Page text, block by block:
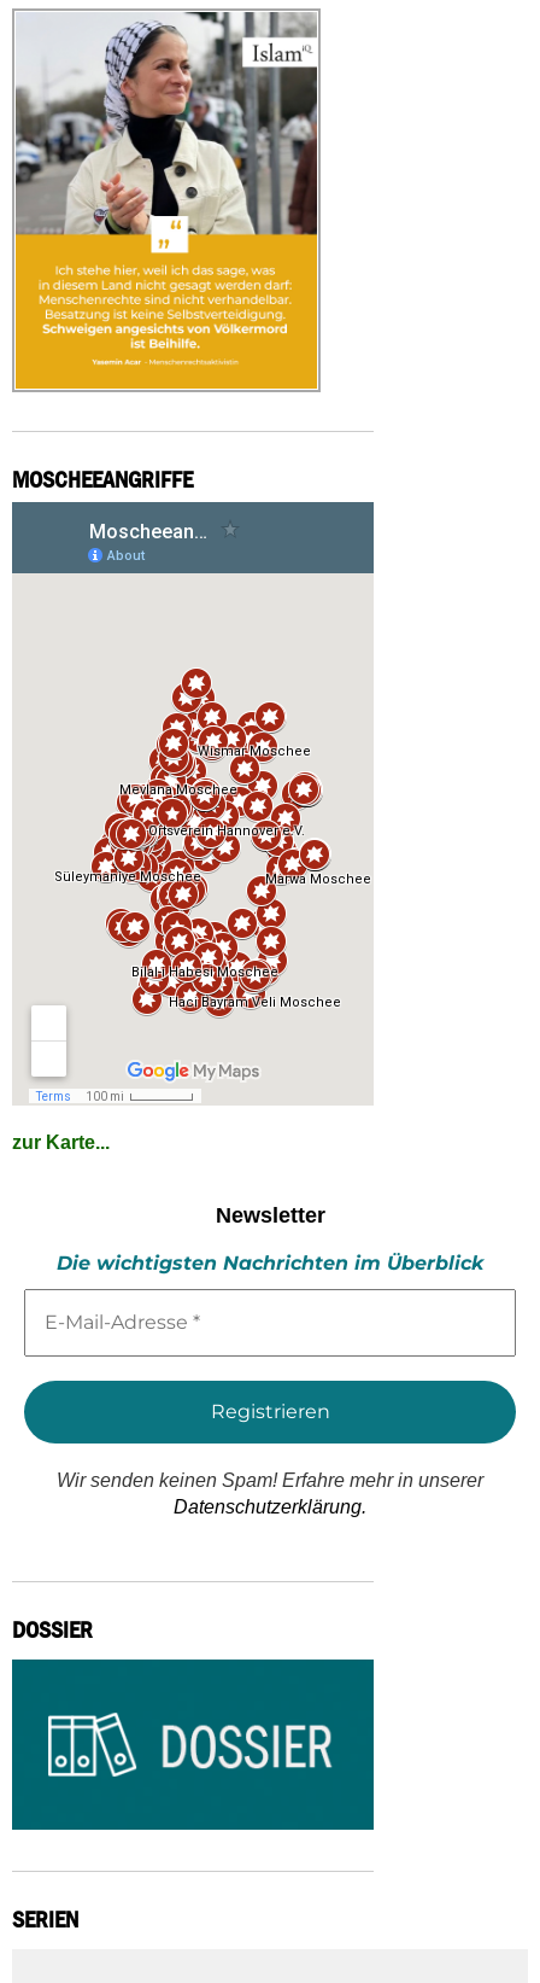
MOSCHEEANGRIFFE
zur Karte...
Newsletter
Die wichtigsten Nachrichten im Überblick
Mail-
*
Wir senden keinen Spam! Erfahre mehr in unserer
Datenschutzerklärung.
DOSSIER
SERIEN